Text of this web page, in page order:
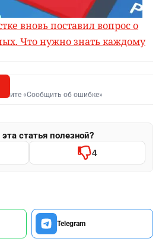
вновь поставил вопрос о
Что нужно знать каждому
«Сообщить об ошибке»
статья полезной?
4
Telegram